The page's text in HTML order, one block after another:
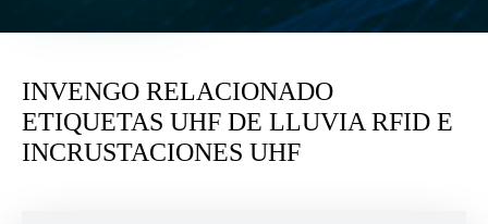
INVENGO RELACIONADO
ETIQUETAS UHF DE LLUVIA RFID E
INCRUSTACIONES UHF